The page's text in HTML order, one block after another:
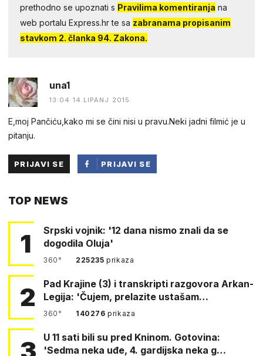
prethodno se upoznati s Pravilima komentiranja na
web portalu Express.hr te sa zabranama propisanim
stavkom 2. članka 94. Zakona.
una1
13:04 14.LIPANJ 2015.
E,moj Pančiću,kako mi se čini nisi u pravu.Neki jadni filmić je u
pitanju.
PRIJAVI SE
PRIJAVI SE
TOP NEWS
1
Srpski vojnik: '12 dana nismo znali da se
dogodila Oluja'
360° 225235prikaza
2
Pad Krajine (3) i transkripti razgovora Arkan-
Legija: 'Čujem, prelazite ustašam…
360° 140276prikaza
U 11 sati bili su pred Kninom. Gotovina:
'Sedma neka uđe, 4. gardijska neka g…